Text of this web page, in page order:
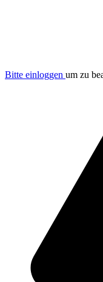
Bitte einloggen um zu